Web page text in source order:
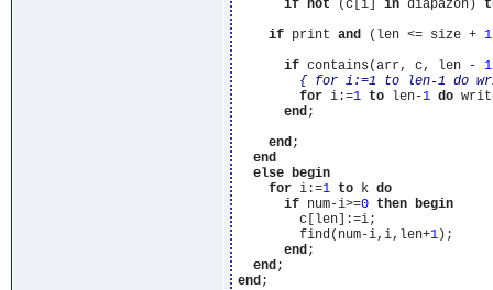
if not (c[i] in diapazon)
if print and (len <= size + 1
if contains(arr, c, len - 1
{ for i:=1 to len-1 do
for i:=1 to len-1 do
end;
end;
end
else begin
for i:=1 to k do
if num-i>=0 then begin
        c[len]:=i;
        find(num-i,i,len+
1);
end;
end
end;